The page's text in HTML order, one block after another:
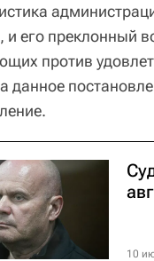
и его преклонный
против
данное
10